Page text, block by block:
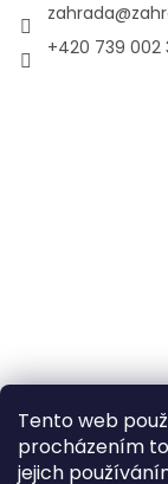
Tento web
procházením
jejich
zahrada@
+420 739 002